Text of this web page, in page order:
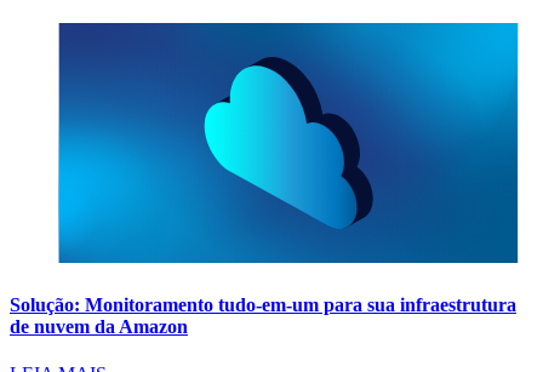
Solução: Monitoramento tudo-em-um para sua infraestrutura
de nuvem da Amazon